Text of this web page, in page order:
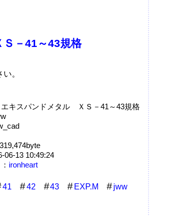
－41～43規格
。
エキスパンドメタル ＸＳ－41～43規格
06-13 10:49:24
ironheart
41 42 43 EXP.M jww